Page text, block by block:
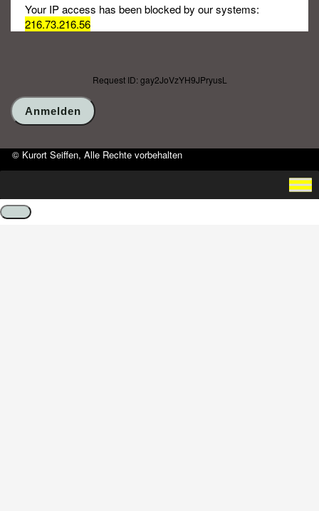
Your IP access has been blocked by our systems:
216.73.216.56
Request ID: gay2JoVzYH9JPryusL
© Kurort Seiffen, Alle Rechte vorbehalten
Schließen